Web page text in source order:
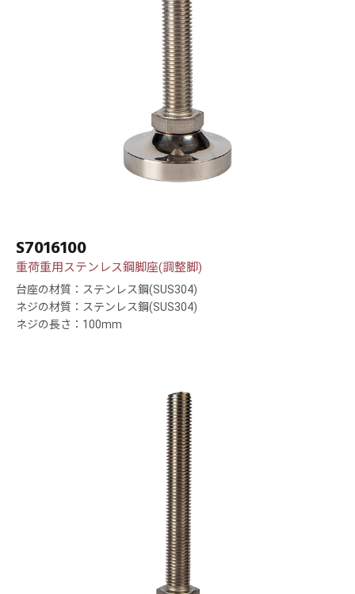
S7016100
重荷重用ステンレス鋼脚座(調整脚)
台座の材質：ステンレス鋼(SUS304)
ネジの材質：ステンレス鋼(SUS304)
ネジの長さ：100mm